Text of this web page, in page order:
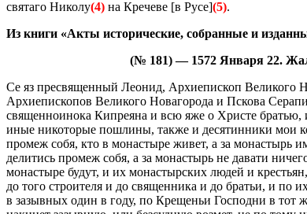
святаго Николу(4) на Кречеве [в Русе](5).
Из книги «Акты исторические, собранные и
(№ 181) — 1572 Января 22.
Се яз пресвященный Леонид, Архиепископ Великого
Архиепископов Великого Новагорода и Пскова
священноинока Кипреяна и всю яже о Христе братью,
иные никоторые пошлины, также и десятинники мои
промеж собя, кто в монастыре живет, а за монастырь
делитись промеж собя, а за монастырь не давати
монастыре будут, и их монастырских людей и
до того строителя и до священника и до братьи, и по
в зазывных один в году, по Крещеньи Господни в тот